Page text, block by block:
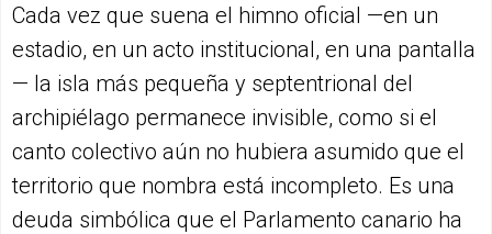
Cada vez que suena el himno oficial —en un
estadio, en un acto institucional, en una pantalla
— la isla más pequeña y septentrional del
archipiélago permanece invisible, como si el
canto colectivo aún no hubiera asumido que el
territorio que nombra está incompleto. Es una
deuda simbólica que el Parlamento canario ha